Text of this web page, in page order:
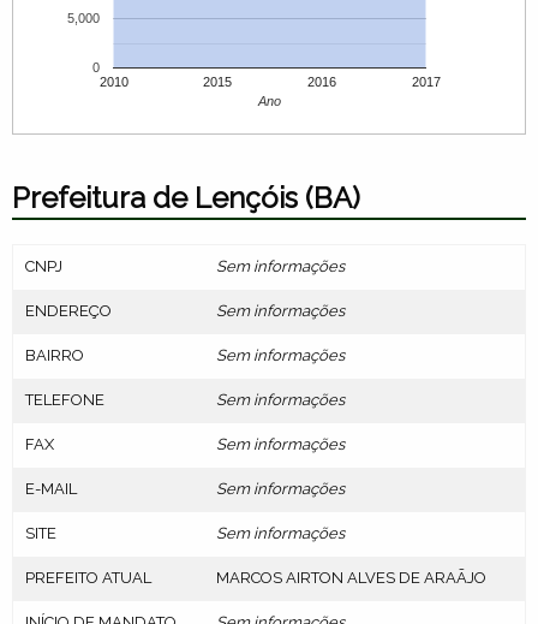
2010 2015 2016 2017
0
5,000
Ano
Prefeitura de Lençóis (BA)
CNPJ Sem informações
ENDEREÇO Sem informações
BAIRRO Sem informações
TELEFONE Sem informações
FAX Sem informações
E-MAIL Sem informações
SITE Sem informações
PREFEITO ATUAL MARCOS AIRTON ALVES DE ARAÃJO